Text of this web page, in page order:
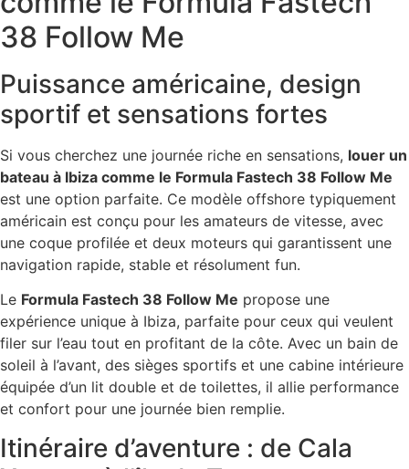
38 Follow Me
Puissance américaine, design
sportif et sensations fortes
Si vous cherchez une journée riche en sensations, louer un
bateau à Ibiza comme le Formula Fastech 38 Follow Me
est une option parfaite. Ce modèle offshore typiquement
américain est conçu pour les amateurs de vitesse, avec
une coque profilée et deux moteurs qui garantissent une
navigation rapide, stable et résolument fun.
Le Formula Fastech 38 Follow Me propose une
expérience unique à Ibiza, parfaite pour ceux qui veulent
filer sur l’eau tout en profitant de la côte. Avec un bain de
soleil à l’avant, des sièges sportifs et une cabine intérieure
équipée d’un lit double et de toilettes, il allie performance
et confort pour une journée bien remplie.
Itinéraire d’aventure : de Cala